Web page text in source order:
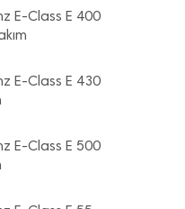
E-Class E 400
E-Class E 430
E-Class E 500